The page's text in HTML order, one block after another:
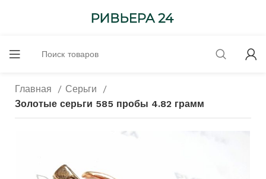
Главная
Серьги
Золотые серьги 585 пробы 4.82 грамм